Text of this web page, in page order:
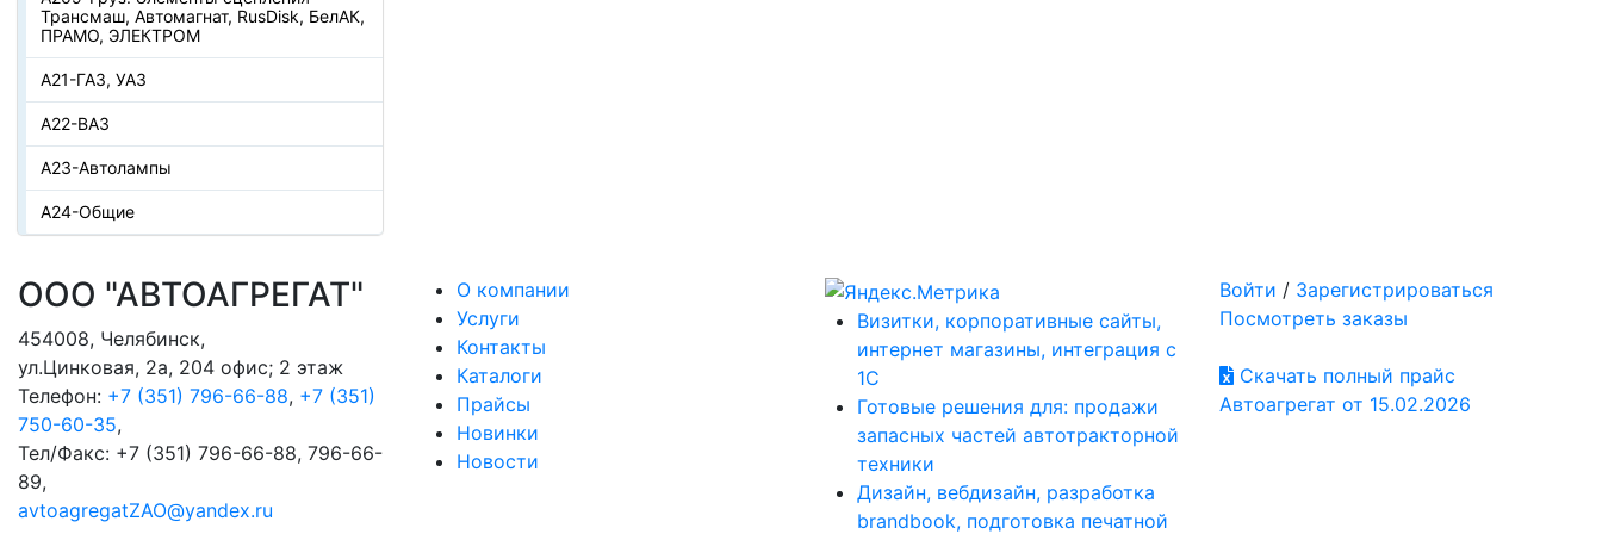
Трансмаш, Автомагнат, RusDisk, БелАК,
ПРАМО, ЭЛЕКТРОМ
А21-ГАЗ, УАЗ
А22-ВАЗ
А23-Автолампы
А24-Общие
ООО "АВТОАГРЕГАТ"
454008, Челябинск,
ул.Цинковая, 2а, 204 офис; 2 этаж
Телефон: +7 (351) 796-66-88, +7 (351)
750-60-35,
Тел/Факс: +7 (351) 796-66-88, 796-66-
89,
avtoagregatZAO@yandex.ru
О компании
Услуги
Контакты
Каталоги
Прайсы
Новинки
Новости
Визитки, корпоративные сайты,
интернет магазины, интеграция с
1С
Готовые решения для: продажи
запасных частей автотракторной
техники
Дизайн, вебдизайн, разработка
brandbook, подготовка печатной
Войти / Зарегистрироваться
Посмотреть заказы
Скачать полный прайс
Автоагрегат от 15.02.2026